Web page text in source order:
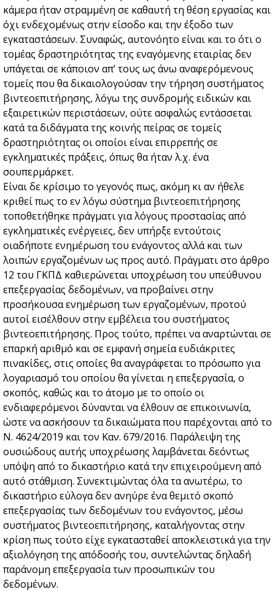
κάμερα ήταν στραμμένη σε καθαυτή τη θέση εργασίας και
όχι ενδεχομένως στην είσοδο και την έξοδο των
εγκαταστάσεων. Συναφώς, αυτονόητο είναι και το ότι ο
τομέας δραστηριότητας της εναγόμενης εταιρίας δεν
υπάγεται σε κάποιον απ’ τους ως άνω αναφερόμενους
τομείς που θα δικαιολογούσαν την τήρηση συστήματος
βιντεοεπιτήρησης, λόγω της συνδρομής ειδικών και
εξαιρετικών περιστάσεων, ούτε ασφαλώς εντάσσεται
κατά τα διδάγματα της κοινής πείρας σε τομείς
δραστηριότητας οι οποίοι είναι επιρρεπής σε
εγκληματικές πράξεις, όπως θα ήταν λ.χ. ένα
σουπερμάρκετ.
Είναι δε κρίσιμο το γεγονός πως, ακόμη κι αν ήθελε
κριθεί πως το εν λόγω σύστημα βιντεοεπιτήρησης
τοποθετήθηκε πράγματι για λόγους προστασίας από
εγκληματικές ενέργειες, δεν υπήρξε εντούτοις
οιαδήποτε ενημέρωση του ενάγοντος αλλά και των
λοιπών εργαζομένων ως προς αυτό. Πράγματι στο άρθρο
12 του ΓΚΠΔ καθιερώνεται υποχρέωση του υπεύθυνου
επεξεργασίας δεδομένων, να προβαίνει στην
προσήκουσα ενημέρωση των εργαζομένων, προτού
αυτοί εισέλθουν στην εμβέλεια του συστήματος
βιντεοεπιτήρησης. Προς τούτο, πρέπει να αναρτώνται σε
επαρκή αριθμό και σε εμφανή σημεία ευδιάκριτες
πινακίδες, στις οποίες θα αναγράφεται το πρόσωπο για
λογαριασμό του οποίου θα γίνεται η επεξεργασία, ο
σκοπός, καθώς και το άτομο με το οποίο οι
ενδιαφερόμενοι δύνανται να έλθουν σε επικοινωνία,
ώστε να ασκήσουν τα δικαιώματα που παρέχονται από το
Ν. 4624/2019 και τον Καν. 679/2016. Παράλειψη της
ουσιώδους αυτής υποχρέωσης λαμβάνεται δεόντως
υπόψη από το δικαστήριο κατά την επιχειρούμενη από
αυτό στάθμιση. Συνεκτιμώντας όλα τα ανωτέρω, το
δικαστήριο εύλογα δεν ανηύρε ένα θεμιτό σκοπό
επεξεργασίας των δεδομένων του ενάγοντος, μέσω
συστήματος βιντεοεπιτήρησης, καταλήγοντας στην
κρίση πως τούτο είχε εγκατασταθεί αποκλειστικά για την
αξιολόγηση της απόδοσής του, συντελώντας δηλαδή
παράνομη επεξεργασία των προσωπικών του
δεδομένων.